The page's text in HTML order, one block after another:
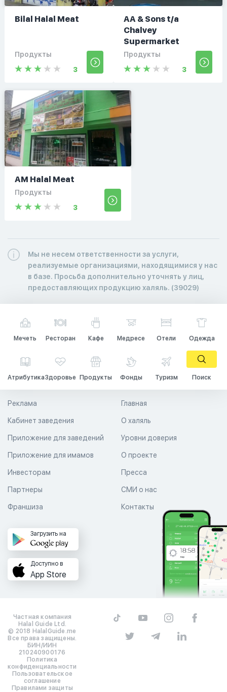
Bilal Halal Meat
Продукты
3
AA & Sons t/a
Chalvey
Supermarket
Продукты
3
AM Halal Meat
Продукты
3
Мы не несем ответственности за услуги,
реализуемые организациями, находящимися у нас
в базе. Просьба дополнительно уточнять у лиц,
предоставляющих продукцию халяль. (39029)
Мечеть Ресторан Кафе Медресе Отели Одежда
АтрибутикаЗдоровье Продукты Фонды Туризм Поиск
Главная
О халяль
Уровни доверия
Реклама
Кабинет заведения
Приложение для заведений
Приложение для имамов О проекте
Пресса
СМИ о нас
Контакты
Инвесторам
Партнеры
Франшиза
Загрузить на
Доступно в
App Store
Частная компания
Halal Guide Ltd.
© 2018 HalalGuide.me
Все права защищены.
БИН/ИИН
210240900176
Политика
конфиденциальности
Пользовательское
соглашение
Правилами защиты